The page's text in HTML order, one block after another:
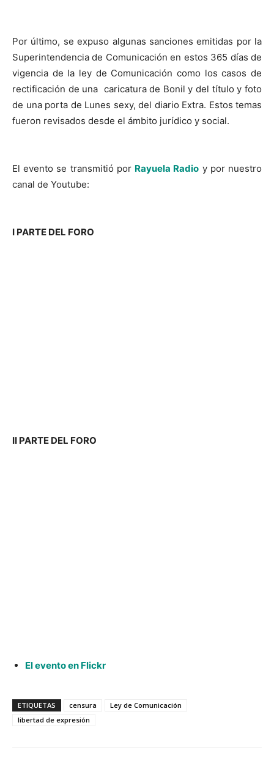
Por último, se expuso algunas sanciones emitidas por la
Superintendencia de Comunicación en estos 365 días de
vigencia de la ley de Comunicación como los casos de
rectificación de una caricatura de Bonil y del título y foto
de una porta de Lunes sexy, del diario Extra. Estos temas
fueron revisados desde el ámbito jurídico y social.
El evento se transmitió por Rayuela Radio y por nuestro
canal de Youtube:
I PARTE DEL FORO
II PARTE DEL FORO
El evento en Flickr
ETIQUETAS censura
Ley de Comunicación
libertad de expresión